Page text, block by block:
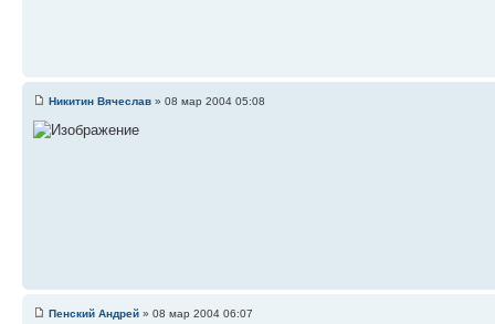
Никитин Вячеслав » 08 мар 2004 05:08
Пенский Андрей » 08 мар 2004 06:07